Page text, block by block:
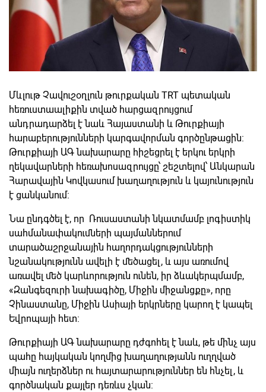
Մևլութ Չավուշօղլուն թուրքական TRT պետական
հեռուստաալիքին տված հարցազրույցում
անդրադարձել է նաև Հայաստանի և Թուրքիայի
հարաբերությունների կարգավորման գործընթացին:
Թուրքիայի ԱԳ նախարարը հիշեցրել է երկու երկրի
ղեկավարների հեռախոսազրույցը՝ շեշտելով՝ Անկարան
Հարավային Կովկասում խաղաղություն և կայունություն
է ցանկանում:
Նա ընդգծել է, որ Ռուսաստանի նկատմամբ լոգիստիկ
սահմանափակումների պայմաններում
տարածաշրջանային հաղորդակցությունների
նշանակությունն ավելի է մեծացել, և այս առումով
առավել մեծ կարևորություն ունեն, իր ձևակերպմամբ,
«Զանգեզուրի նախագիծը, Միջին միջանցքը», որը
Չինաստանը, Միջին Ասիայի երկրները կարող է կապել
Եվրոպայի հետ:
Թուրքիայի ԱԳ նախարարը դժգոհել է նաև, թե մինչ այս
պահը հայկական կողմից խաղաղությանն ուղղված
միայն ուղերձներ ու հայտարարություններ են հնչել, և
գործնական քայլեր դեռևս չկան: